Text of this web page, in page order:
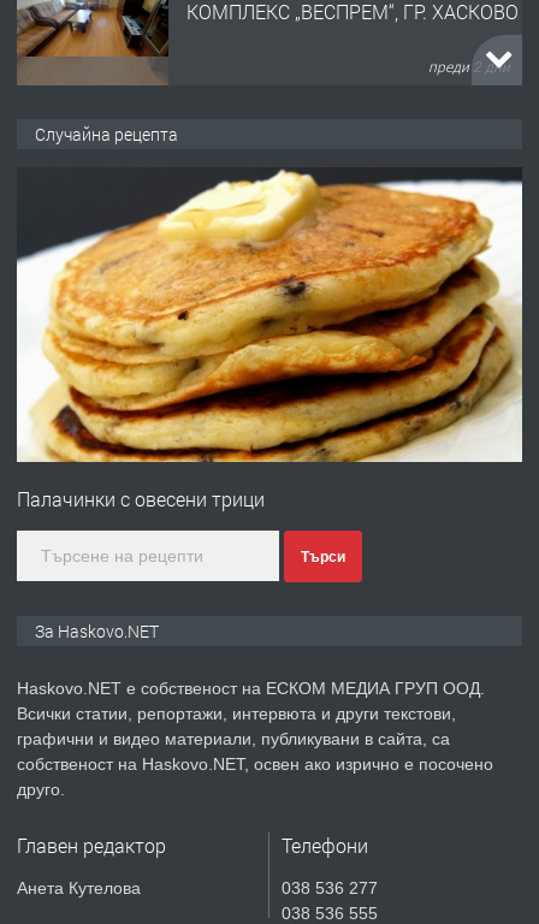
КОМПЛЕКС „ВЕСПРЕМ“, ГР. ХАСКОВО
преди 2 дни
АПАРТАМЕНТ В ЦЕНТЪРА НА ГР.
ХАСКОВО
преди 3 дни
ПРЕДЛАГА Давам гараж под наем
преди 3 дни
ПРЕДЛАГА
№4120 Магазин/Офис под наем в кв.
градската градина!
преди 4 дни
ПРЕДЛАГА
Продавам парцел в гр. Хасково кв.
Случайна рецепта
Палачинки с овесени трици
Търси
За Haskovo.NET
Haskovo.NET е собственост на ЕСКОМ МЕДИА ГРУП ООД.
Всички статии, репортажи, интервюта и други текстови,
графични и видео материали, публикувани в сайта, са
собственост на Haskovo.NET, освен ако изрично е посочено
друго.
Главен редактор
Анета Кутелова
Телефони
038 536 277
038 536 555